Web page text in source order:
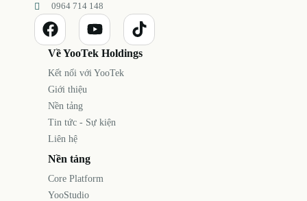
0964 714 148
Về YooTek Holdings
Kết nối với YooTek
Giới thiệu
Nền tảng
Tin tức - Sự kiện
Liên hệ
Nền tảng
Core Platform
YooStudio